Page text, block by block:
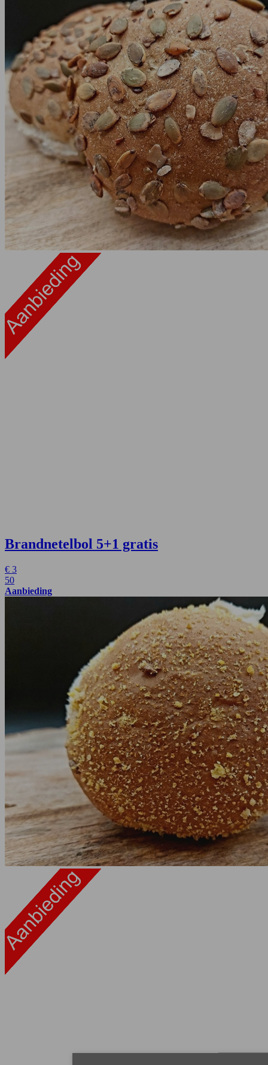
Brandnetelbol 5+1 gratis
€ 3
50
Aanbieding